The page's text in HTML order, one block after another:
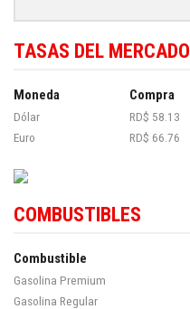
TASAS DEL MERCADO
Moneda Compra
Dólar RD$ 58.13
Euro
RD$ 66.76
COMBUSTIBLES
Combustible
Gasolina Premium
Gasolina Regular